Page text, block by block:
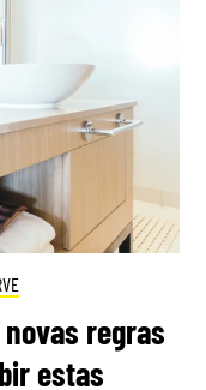
novas regras
estas